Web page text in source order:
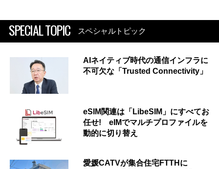
SPECIAL TOPIC スペシャルトピック
AIネイティブ時代の通信インフラに
不可欠な「Trusted Connectivity」
eSIM関連は「LibeSIM」にすべてお
任せ! eIMでマルチプロファイルを
動的に切り替え
愛媛CATVが集合住宅FTTHに